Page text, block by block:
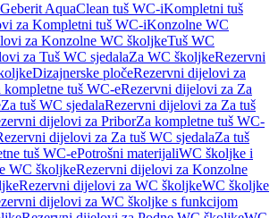
Geberit AquaClean tuš WC-iKompletni tuš
za Kompletni tuš WC-iKonzolne WC
za Konzolne WC školjkeTuš WC
za Tuš WC sjedalaZa WC školjkeRezervni
Dizajnerske pločeRezervni dijelovi za
kompletne tuš WC-eRezervni dijelovi za Za
Za tuš WC sjedalaRezervni dijelovi za Za tuš
dijelovi za PriborZa kompletne tuš WC-
dijelovi za Za tuš WC sjedalaZa tuš
tuš WC-ePotrošni materijaliWC školjke i
WC školjkeRezervni dijelovi za Konzolne
Rezervni dijelovi za WC školjkeWC školjke
dijelovi za WC školjke s funkcijom